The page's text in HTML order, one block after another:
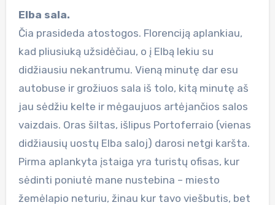
Elba sala.
Čia prasideda atostogos. Florenciją aplankiau,
kad pliusiuką užsidėčiau, o į Elbą lekiu su
didžiausiu nekantrumu. Vieną minutę dar esu
autobuse ir grožiuos sala iš tolo, kitą minutę aš
jau sėdžiu kelte ir mėgaujuos artėjančios salos
vaizdais. Oras šiltas, išlipus Portoferraio (vienas
didžiausių uostų Elba saloj) darosi netgi karšta.
Pirma aplankyta įstaiga yra turistų ofisas, kur
sėdinti poniutė mane nustebina – miesto
žemėlapio neturiu, žinau kur tavo viešbutis, bet